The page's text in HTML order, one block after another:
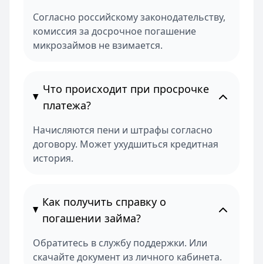
Согласно российскому законодательству,
комиссия за досрочное погашение
микрозаймов не взимается.
Что происходит при просрочке
платежа?
Начисляются пени и штрафы согласно
договору. Может ухудшиться кредитная
история.
Как получить справку о
погашении займа?
Обратитесь в службу поддержки. Или
скачайте документ из личного кабинета.